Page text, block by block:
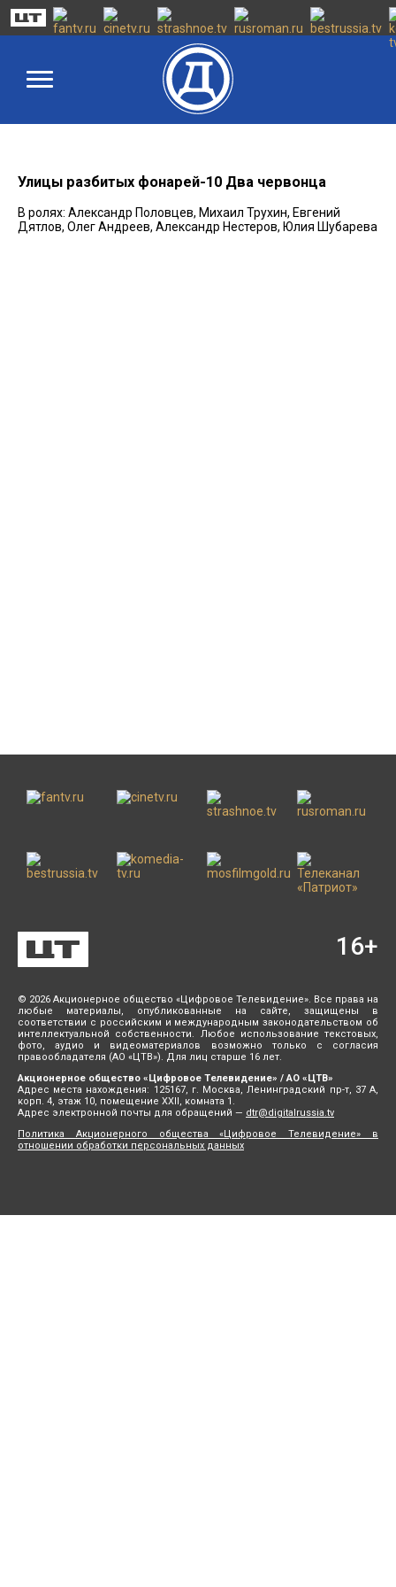
Улицы разбитых фонарей-10 Два червонца
В ролях: Александр Половцев, Михаил Трухин, Евгений
Дятлов, Олег Андреев, Александр Нестеров, Юлия Шубарева
© 2026 Акционерное общество «Цифровое Телевидение». Все права на
любые материалы, опубликованные на сайте, защищены в
соответствии с российским и международным законодательством об
интеллектуальной собственности. Любое использование текстовых,
фото, аудио и видеоматериалов возможно только с согласия
правообладателя (АО «ЦТВ»). Для лиц старше 16 лет.
Акционерное общество «Цифровое Телевидение» / АО «ЦТВ»
Адрес места нахождения: 125167, г. Москва, Ленинградский пр-т, 37 А,
корп. 4, этаж 10, помещение XXII, комната 1.
Адрес электронной почты для обращений — dtr@digitalrussia.tv
Политика Акционерного общества «Цифровое Телевидение» в
отношении обработки персональных данных
16+